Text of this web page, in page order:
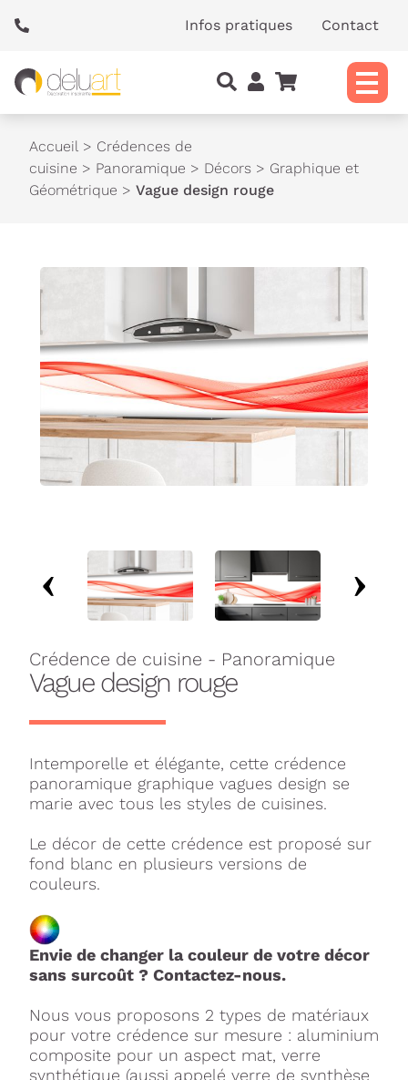
Infos pratiques Contact
Accueil > Crédences de
cuisine > Panoramique > Décors > Graphique et
Géométrique > Vague design rouge
Crédence de cuisine - Panoramique
Vague design rouge
Intemporelle et élégante, cette crédence
panoramique graphique vagues design se
marie avec tous les styles de cuisines.
Le décor de cette crédence est proposé sur
fond blanc en plusieurs versions de
couleurs.
Envie de changer la couleur de votre décor
sans surcoût ? Contactez-nous.
Nous vous proposons 2 types de matériaux
pour votre crédence sur mesure : aluminium
composite pour un aspect mat, verre
synthétique (aussi appelé verre de synthèse